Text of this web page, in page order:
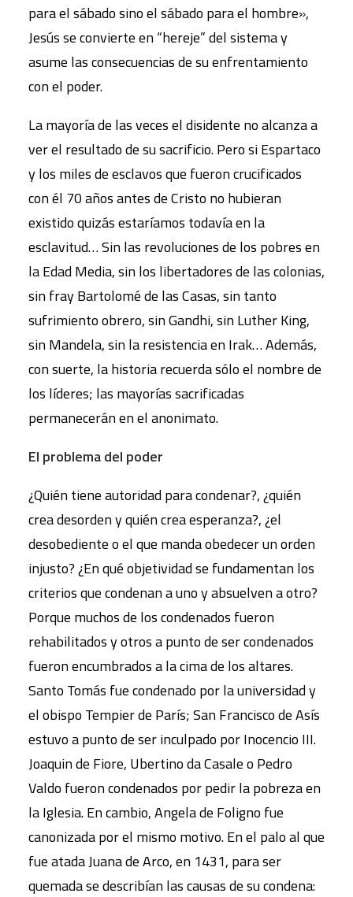
para el sábado sino el sábado para el hombre»,
Jesús se convierte en “hereje” del sistema y
asume las consecuencias de su enfrentamiento
con el poder.
La mayoría de las veces el disidente no alcanza a
ver el resultado de su sacrificio. Pero si Espartaco
y los miles de esclavos que fueron crucificados
con él 70 años antes de Cristo no hubieran
existido quizás estaríamos todavía en la
esclavitud… Sin las revoluciones de los pobres en
la Edad Media, sin los libertadores de las colonias,
sin fray Bartolomé de las Casas, sin tanto
sufrimiento obrero, sin Gandhi, sin Luther King,
sin Mandela, sin la resistencia en Irak… Además,
con suerte, la historia recuerda sólo el nombre de
los líderes; las mayorías sacrificadas
permanecerán en el anonimato.
El problema del poder
¿Quién tiene autoridad para condenar?, ¿quién
crea desorden y quién crea esperanza?, ¿el
desobediente o el que manda obedecer un orden
injusto? ¿En qué objetividad se fundamentan los
criterios que condenan a uno y absuelven a otro?
Porque muchos de los condenados fueron
rehabilitados y otros a punto de ser condenados
fueron encumbrados a la cima de los altares.
Santo Tomás fue condenado por la universidad y
el obispo Tempier de París; San Francisco de Asís
estuvo a punto de ser inculpado por Inocencio III.
Joaquin de Fiore, Ubertino da Casale o Pedro
Valdo fueron condenados por pedir la pobreza en
la Iglesia. En cambio, Angela de Foligno fue
canonizada por el mismo motivo. En el palo al que
fue atada Juana de Arco, en 1431, para ser
quemada se describían las causas de su condena: